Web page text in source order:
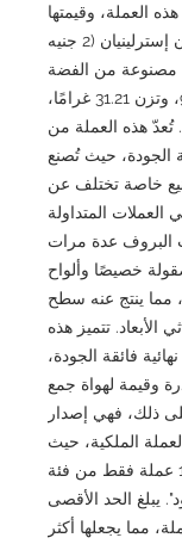
العملة، وقيمتها
الاسمية جنيهان إسترلينيان (2 جنيه
مصنوعة من الفضة
الخالصة عيار 999، وتزن 31.21 غرامًا،
38.61 ملم. تُعدّ هذه العملة من
الجودة، حيث تُصنع
خاصة تختلف عن
المتداولة
البروف عدة مرات
خصيصًا وألواح
مما ينتج عنه سطح
الأبعاد. تتميز هذه
فائقة الجودة،
وقيمة لهواة جمع
ذلك، فهي إصدار
الملكية، حيث
تم إنتاج 17,500 عملة فقط من فئة
يبلغ الحد الأقصى
18,660 عملة، مما يجعلها أكثر